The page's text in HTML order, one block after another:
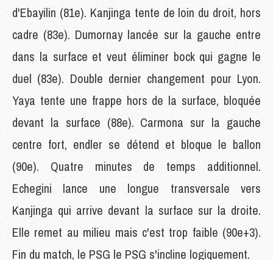
d'Ebayilin (81e). Kanjinga tente de loin du droit, hors
cadre (83e). Dumornay lancée sur la gauche entre
dans la surface et veut éliminer bock qui gagne le
duel (83e). Double dernier changement pour Lyon.
Yaya tente une frappe hors de la surface, bloquée
devant la surface (88e). Carmona sur la gauche
centre fort, endler se détend et bloque le ballon
(90e). Quatre minutes de temps additionnel.
Echegini lance une longue transversale vers
Kanjinga qui arrive devant la surface sur la droite.
Elle remet au milieu mais c'est trop faible (90e+3).
Fin du match, le PSG le PSG s'incline logiquement.